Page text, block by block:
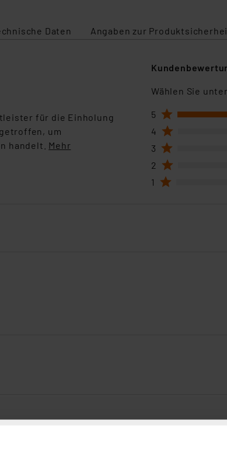
Daten Angaben zur
für die Einholung
um
handelt. Mehr
Wählen Sie
1 1
2 1
3 1
4 1
5 1